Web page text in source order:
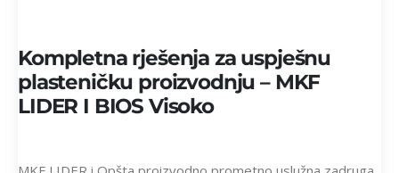
Kompletna rješenja za uspješnu
plasteničku proizvodnju – MKF
LIDER I BIOS Visoko